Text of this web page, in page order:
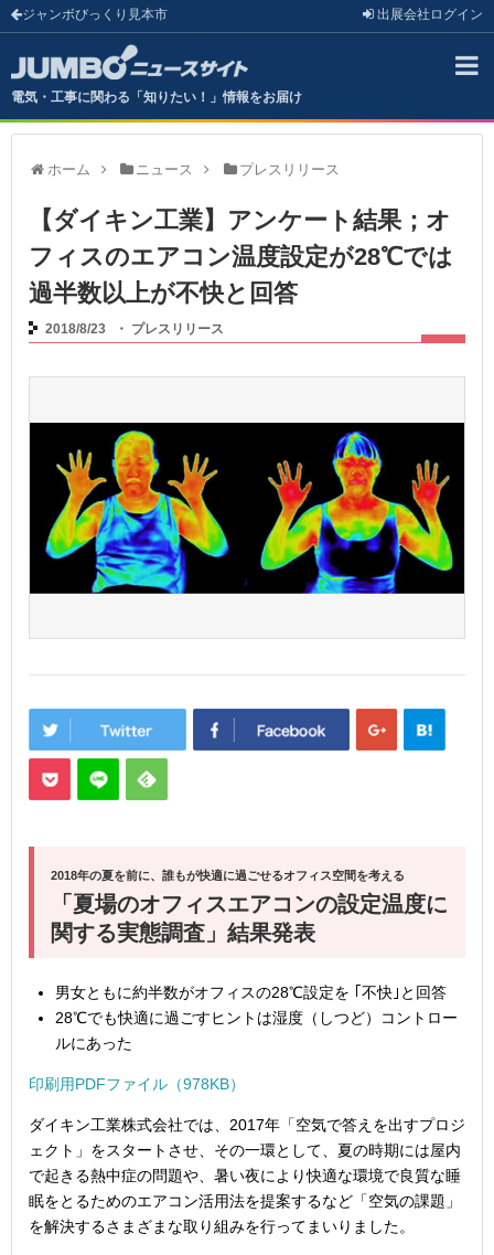
ジャンボびっくり見本市 出展会社 ログイン
電気・工事に関わる「知りたい！」情報をお届け
ホーム ニュース プレスリリース
【ダイキン工業】アンケート結果；オ
フィスのエアコン温度設定が28℃では
過半数以上が不快と回答
2018/8/23 ・ プレスリリース
2018年の夏を前に、誰もが快適に過ごせるオフィス空間を考える
「夏場のオフィスエアコンの設定温度に
関する実態調査」結果発表
男女ともに約半数がオフィスの28℃設定を ｢不快｣と回答
28℃でも快適に過ごすヒントは湿度（しつど）コントロー
ルにあった
印刷用PDFファイル（978KB）
ダイキン工業株式会社では、2017年「空気で答えを出すプロジ
ェクト」をスタートさせ、その一環として、夏の時期には屋内
で起きる熱中症の問題や、暑い夜により快適な環境で良質な睡
眠をとるためのエアコン活用法を提案するなど「空気の課題」
を解決するさまざまな取り組みを行ってまいりました。